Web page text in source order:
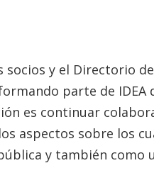
y el Directorio de
parte de IDEA
es continuar
aspectos sobre los
y también como